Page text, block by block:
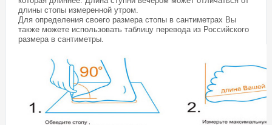
длины стопы измеренной утром.
Для определения своего размера стопы в сантиметрах Вы
также можете использовать таблицу перевода из Российского
размера в сантиметры.